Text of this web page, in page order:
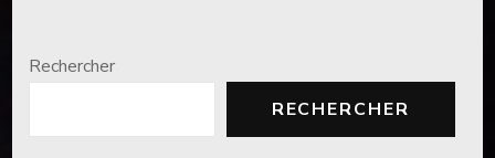
Rechercher
RECHERCHER